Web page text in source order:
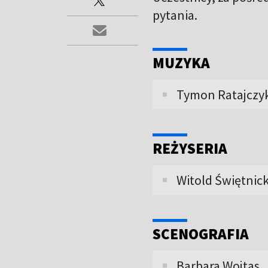
pytania.
MUZYKA
Tymon
REŻYSERIA
Witold
SCENOGRAFIA